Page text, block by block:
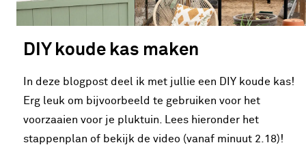
DIY koude kas maken
In deze blogpost deel ik met jullie een DIY koude kas!
Erg leuk om bijvoorbeeld te gebruiken voor het
voorzaaien voor je pluktuin. Lees hieronder het
stappenplan of bekijk de video (vanaf minuut 2.18)!